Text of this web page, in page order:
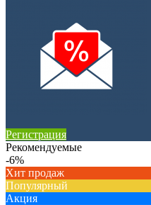
Регистрация
Рекомендуемые
-6%
Хит продаж
Популярный
Акция